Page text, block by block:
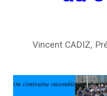
Vincent CADIZ,